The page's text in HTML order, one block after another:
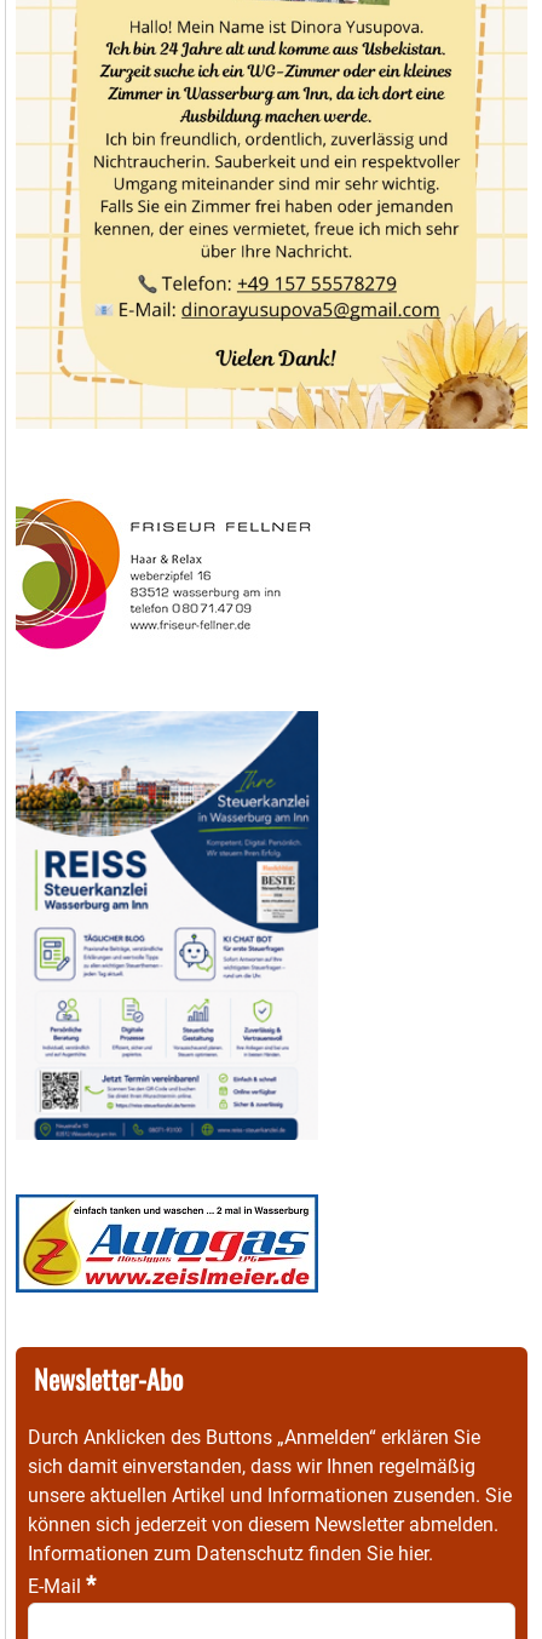
Newsletter-Abo
Durch Anklicken des Buttons „Anmelden“ erklären Sie
sich damit einverstanden, dass wir Ihnen regelmäßig
unsere aktuellen Artikel und Informationen zusenden. Sie
können sich jederzeit von diesem Newsletter abmelden.
Informationen zum Datenschutz finden Sie hier.
E-Mail *